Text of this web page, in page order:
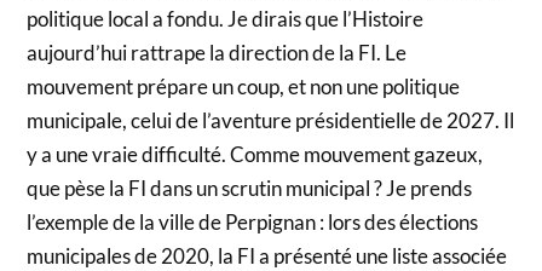
politique local a fondu. Je dirais que l’Histoire
aujourd’hui rattrape la direction de la FI. Le
mouvement prépare un coup, et non une politique
municipale, celui de l’aventure présidentielle de 2027. Il
y a une vraie difficulté. Comme mouvement gazeux,
que pèse la FI dans un scrutin municipal ? Je prends
l’exemple de la ville de Perpignan : lors des élections
municipales de 2020, la FI a présenté une liste associée